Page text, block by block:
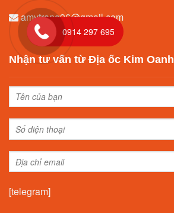
amytrang96@gmail.com
Nhận tư vấn từ Địa ốc Kim Oanh
[telegram]
0914 297 695